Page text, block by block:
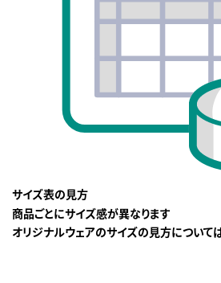
サイズ表の見方
商品ごとにサイズ感が異なります
オリジナルウェアのサイズの見方について